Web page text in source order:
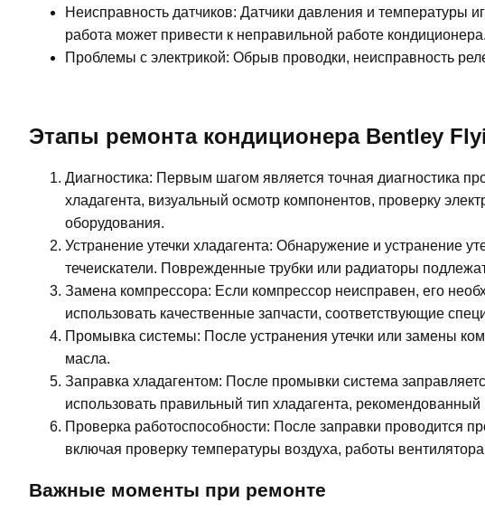
Неисправность датчиков: Датчики давления и температуры
работа может привести к неправильной работе кондиционера.
Проблемы с электрикой: Обрыв проводки, неисправность
Этапы ремонта кондиционера Bentley
Диагностика: Первым шагом является точная диагностика
хладагента, визуальный осмотр компонентов, проверку
оборудования.
Устранение утечки хладагента: Обнаружение и устранение
течеискатели. Поврежденные трубки или радиаторы
Замена компрессора: Если компрессор неисправен, его
использовать качественные запчасти, соответствующие
Промывка системы: После устранения утечки или замены
масла.
Заправка хладагентом: После промывки система
использовать правильный тип хладагента, рекомендованный
Проверка работоспособности: После заправки проводится
включая проверку температуры воздуха, работы
Важные моменты при ремонте